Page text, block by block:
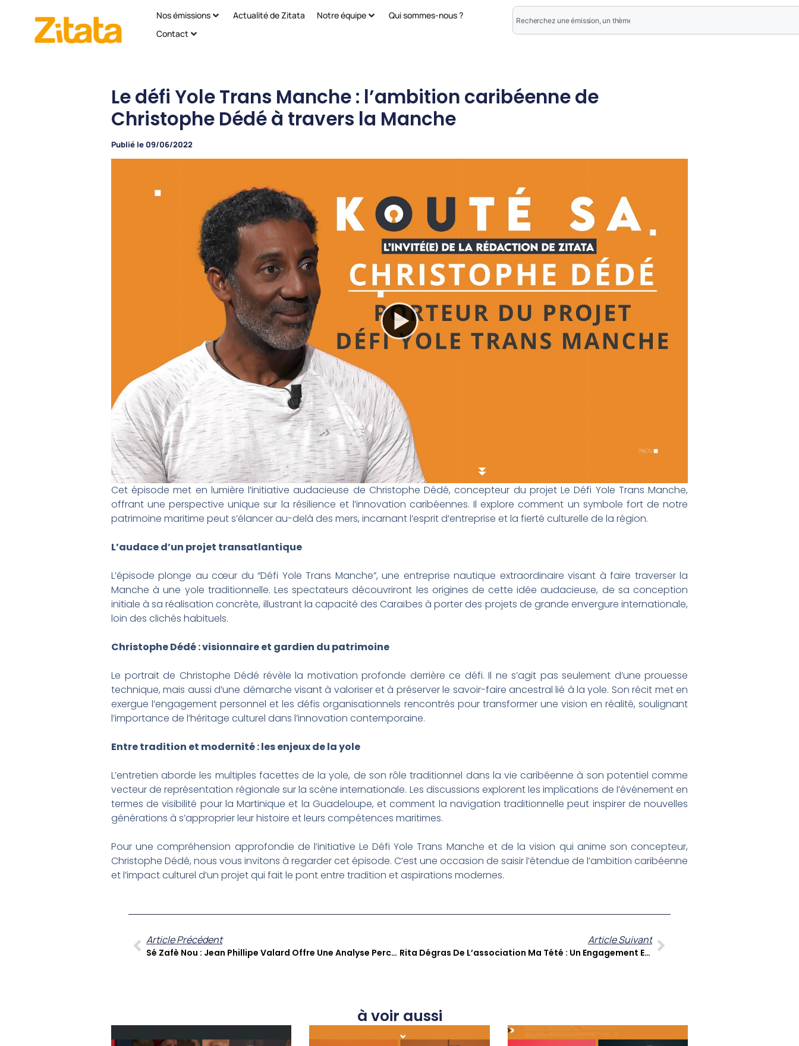
Nos émissions Actualité de Zitata Notre équipe
Qui sommes-nous ?
Contact
Le défi Yole Trans Manche : l’ambition caribéenne de
Christophe Dédé à travers la Manche
Publié le 09/06/2022
Cet épisode met en lumière l’initiative audacieuse de Christophe Dédé, concepteur du projet Le Défi Yole Trans Manche,
offrant une perspective unique sur la résilience et l’innovation caribéennes. Il explore comment un symbole fort de notre
patrimoine maritime peut s’élancer au-delà des mers, incarnant l’esprit d’entreprise et la fierté culturelle de la région.
L’audace d’un projet transatlantique
L’épisode plonge au cœur du “Défi Yole Trans Manche”, une entreprise nautique extraordinaire visant à faire traverser la
Manche à une yole traditionnelle. Les spectateurs découvriront les origines de cette idée audacieuse, de sa conception
initiale à sa réalisation concrète, illustrant la capacité des Caraïbes à porter des projets de grande envergure internationale,
loin des clichés habituels.
Christophe Dédé : visionnaire et gardien du patrimoine
Le portrait de Christophe Dédé révèle la motivation profonde derrière ce défi. Il ne s’agit pas seulement d’une prouesse
technique, mais aussi d’une démarche visant à valoriser et à préserver le savoir-faire ancestral lié à la yole. Son récit met en
exergue l’engagement personnel et les défis organisationnels rencontrés pour transformer une vision en réalité, soulignant
l’importance de l’héritage culturel dans l’innovation contemporaine.
Entre tradition et modernité : les enjeux de la yole
L’entretien aborde les multiples facettes de la yole, de son rôle traditionnel dans la vie caribéenne à son potentiel comme
vecteur de représentation régionale sur la scène internationale. Les discussions explorent les implications de l’événement en
termes de visibilité pour la Martinique et la Guadeloupe, et comment la navigation traditionnelle peut inspirer de nouvelles
générations à s’approprier leur histoire et leurs compétences maritimes.
Pour une compréhension approfondie de l’initiative Le Défi Yole Trans Manche et de la vision qui anime son concepteur,
Christophe Dédé, nous vous invitons à regarder cet épisode. C’est une occasion de saisir l’étendue de l’ambition caribéenne
et l’impact culturel d’un projet qui fait le pont entre tradition et aspirations modernes.
Article Précédent
Sé Zafè Nou : Jean Phillipe Valard Offre Une Analyse Percutante Des Enjeux Sociétaux Antillais
Article Suivant
Rita Dégras De L’association Ma Tété : Un Engagement Essentiel Pour La Santé Féminine Caribéenne
à voir aussi